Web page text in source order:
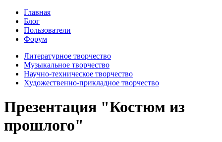
Главная
Блог
Пользователи
Форум
Литературное творчество
Музыкальное творчество
Научно-техническое творчество
Художественно-прикладное творчество
Презентация "Костюм из
прошлого"